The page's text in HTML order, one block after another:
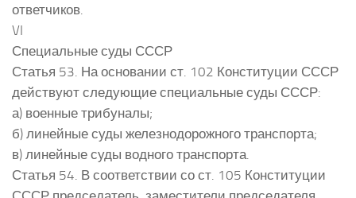
ответчиков.
VI
Специальные суды СССР
Статья 53. На основании ст. 102 Конституции СССР
действуют следующие специальные суды СССР:
а) военные трибуналы;
б) линейные суды железнодорожного транспорта;
в) линейные суды водного транспорта.
Статья 54. В соответствии со ст. 105 Конституции